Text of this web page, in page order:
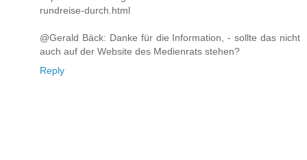
rundreise-durch.html
@Gerald Bäck: Danke für die Information, - sollte das nicht
auch auf der Website des Medienrats stehen?
Reply